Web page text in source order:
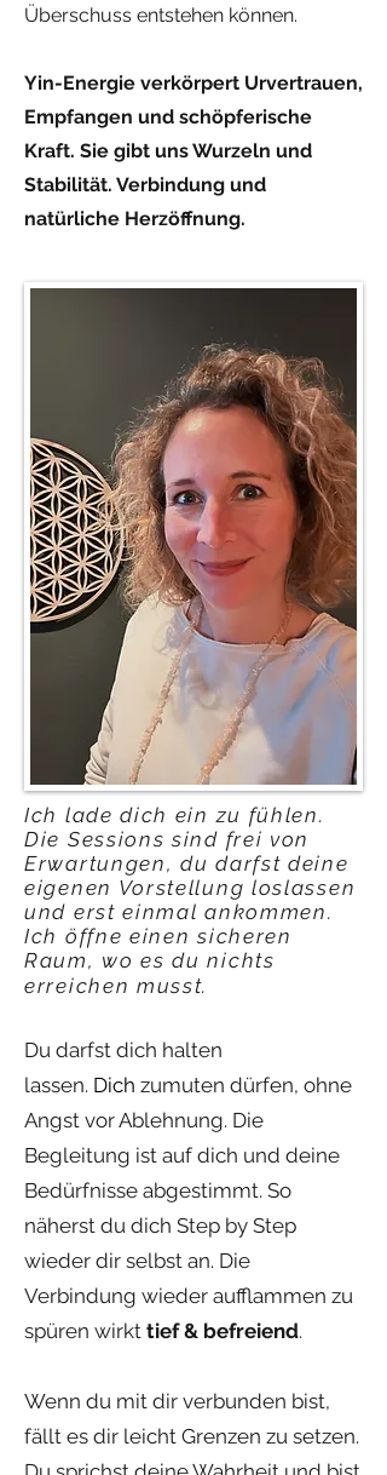
Überschuss entstehen können.
Yin-Energie verkörpert Urvertrauen,
Empfangen und schöpferische
Kraft. Sie gibt uns Wurzeln und
Stabilität. Verbindung und
natürliche Herzöffnung.
Ich lade dich ein zu fühlen.
Die Sessions sind frei von
Erwartungen, du darfst deine
eigenen Vorstellung loslassen
und erst einmal ankommen.
Ich öffne einen sicheren
Raum, wo es du nichts
erreichen musst.
Du darfst dich halten
lassen. Dich zumuten dürfen, ohne
Angst vor Ablehnung. Die
Begleitung ist auf dich und deine
Bedürfnisse abgestimmt. So
näherst du dich Step by Step
wieder dir selbst an. Die
Verbindung wieder aufflammen zu
spüren wirkt tief & befreiend.
Wenn du mit dir verbunden bist,
fällt es dir leicht Grenzen zu setzen.